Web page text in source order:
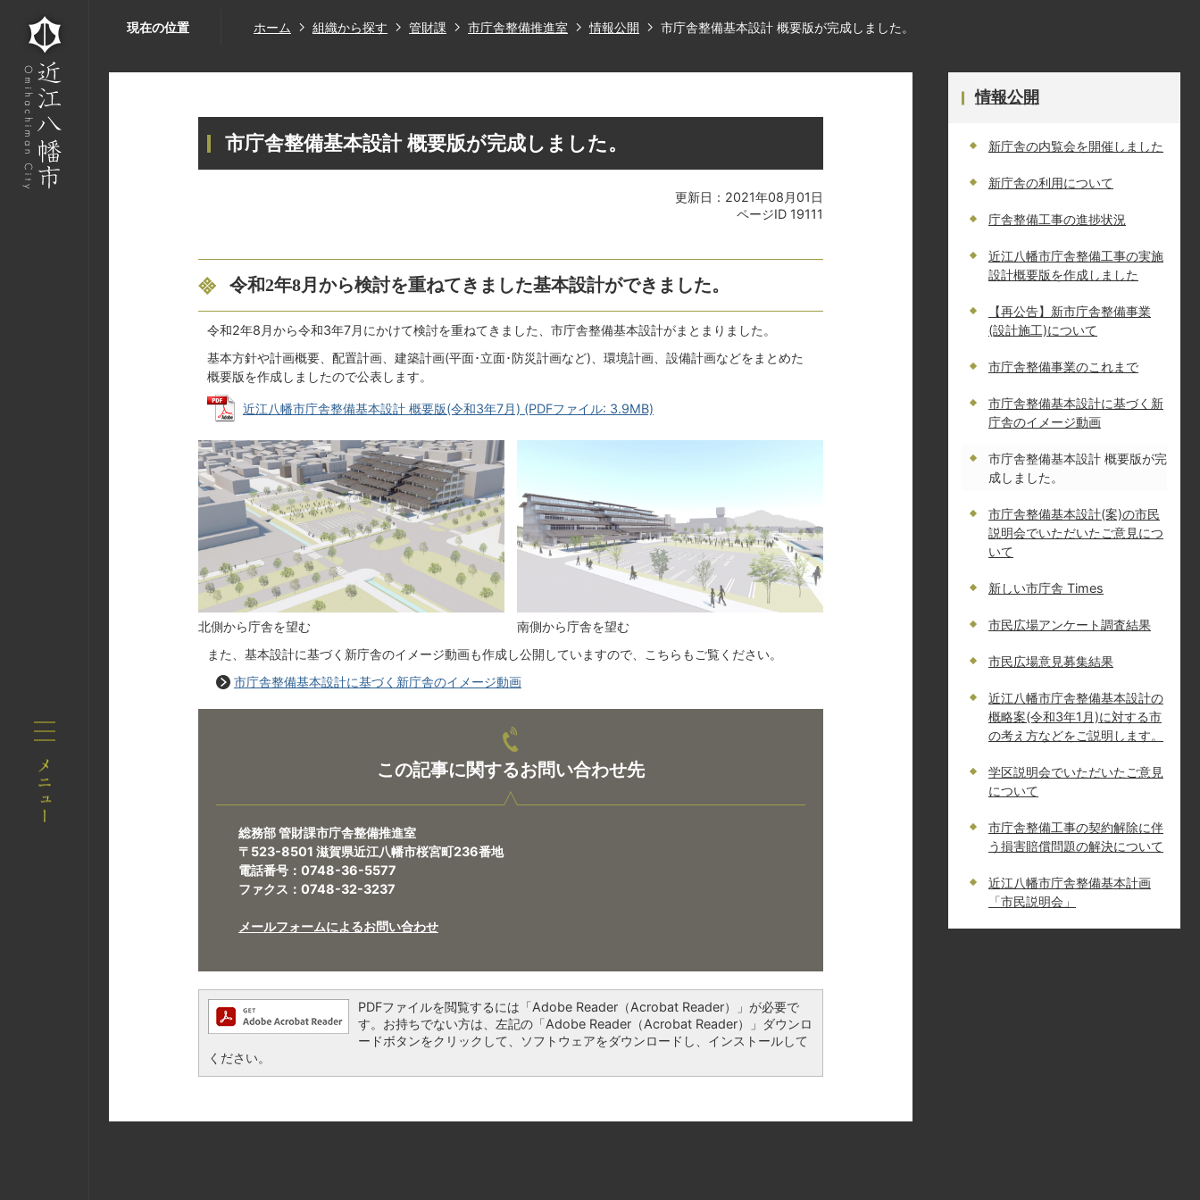
現在の位置 ホーム 組織から探す 管財課 市庁舎整備推進室 情報公開 市庁舎整備基本設計 概要版が完成しました。
市庁舎整備基本設計 概要版が完成しました。
更新日：2021年08月01日
ページID 19111
令和2年8月から検討を重ねてきました基本設計ができました。
令和2年8月から令和3年7月にかけて検討を重ねてきました、市庁舎整備基本設計がまとまりました。
基本方針や計画概要、配置計画、建築計画(平面･立面･防災計画など)、環境計画、設備計画などをまとめた
概要版を作成しましたので公表します。
近江八幡市庁舎整備基本設計 概要版(令和3年7月) (PDFファイル: 3.9MB)
北側から庁舎を望む
南側から庁舎を望む
また、基本設計に基づく新庁舎のイメージ動画も作成し公開していますので、こちらもご覧ください。
市庁舎整備基本設計に基づく新庁舎のイメージ動画
この記事に関するお問い合わせ先
総務部 管財課市庁舎整備推進室
〒523-8501 滋賀県近江八幡市桜宮町236番地
電話番号：0748-36-5577
ファクス：0748-32-3237
メールフォームによるお問い合わせ
PDFファイルを閲覧するには「Adobe Reader（Acrobat Reader）」が必要で
す。お持ちでない方は、左記の「Adobe Reader（Acrobat Reader）」ダウンロ
ードボタンをクリックして、ソフトウェアをダウンロードし、インストールして
ください。
情報公開
新庁舎の内覧会を開催しました
新庁舎の利用について
庁舎整備工事の進捗状況
近江八幡市庁舎整備工事の実施
設計概要版を作成しました
【再公告】新市庁舎整備事業
(設計施工)について
市庁舎整備事業のこれまで
市庁舎整備基本設計に基づく新
庁舎のイメージ動画
市庁舎整備基本設計 概要版が完
成しました。
市庁舎整備基本設計(案)の市民
説明会でいただいたご意見につ
いて
新しい市庁舎 Times
市民広場アンケート調査結果
市民広場意見募集結果
近江八幡市庁舎整備基本設計の
概略案(令和3年1月)に対する市
の考え方などをご説明します。
学区説明会でいただいたご意見
について
市庁舎整備工事の契約解除に伴
う損害賠償問題の解決について
近江八幡市庁舎整備基本計画
「市民説明会」